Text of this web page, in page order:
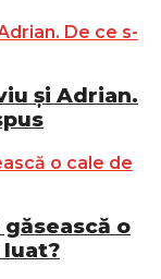
și Adrian.
o
luat?